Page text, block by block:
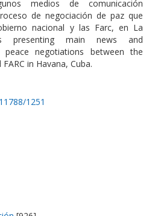
medios de comunicación
de negociación de paz que
nacional y las Farc, en La
presenting main news and
negotiations between the
in Havana, Cuba.
1251